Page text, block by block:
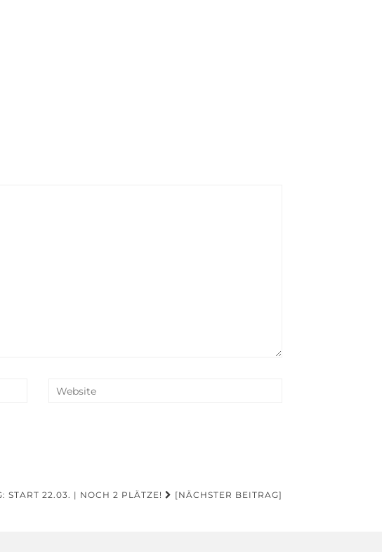
START 22.03. | NOCH 2 PLÄTZE!
[NÄCHSTER BEITRAG]